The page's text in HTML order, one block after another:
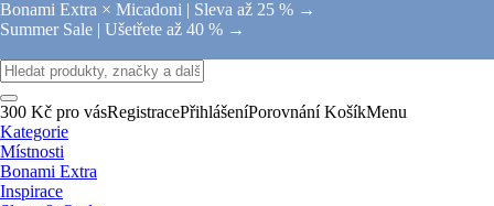
Bonami Extra × Micadoni | Sleva až 25 % →
Summer Sale | Ušetřete až 40 % →
300 Kč pro vásRegistracePřihlášeníPorovnání KošíkMenu
Kategorie
Místnosti
Bonami Extra
Inspirace